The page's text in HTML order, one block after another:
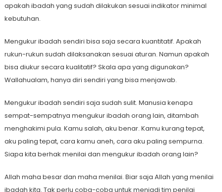
apakah ibadah yang sudah dilakukan sesuai indikator minimal
kebutuhan.
Mengukur ibadah sendiri bisa saja secara kuantitatif. Apakah
rukun-rukun sudah dilaksanakan sesuai aturan. Namun apakah
bisa diukur secara kualitatif? Skala apa yang digunakan?
Wallahualam, hanya diri sendiri yang bisa menjawab.
Mengukur ibadah sendiri saja sudah sulit. Manusia kenapa
sempat-sempatnya mengukur ibadah orang lain, ditambah
menghakimi pula. Kamu salah, aku benar. Kamu kurang tepat,
aku paling tepat, cara kamu aneh, cara aku paling sempurna.
Siapa kita berhak menilai dan mengukur ibadah orang lain?
Allah maha besar dan maha menilai. Biar saja Allah yang menilai
ibadah kita. Tak perlu coba-coba untuk menjadi tim penilai